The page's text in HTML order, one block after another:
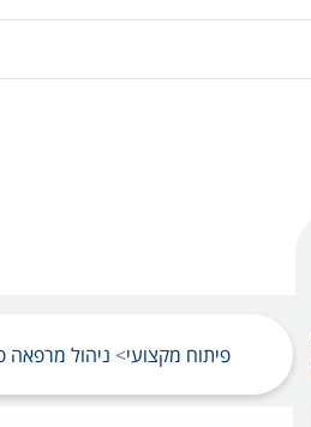
פיתוח מקצועי ניהול מרפאה